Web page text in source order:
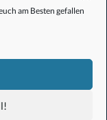
am Besten gefallen
Felder von
und die
wenn ihnen